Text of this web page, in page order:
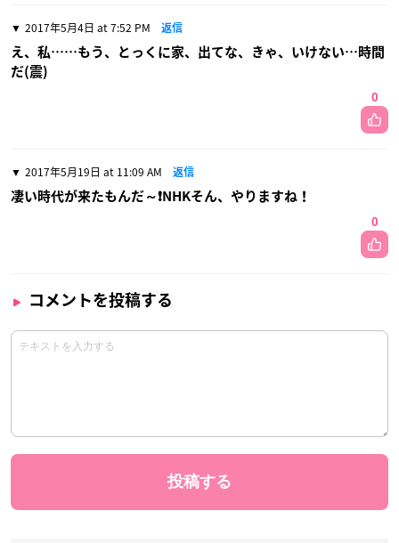
2017年5月4日 at 7:52 PM 返信
え、私……もう、とっくに家、出てな、きゃ、いけない…時間
だ(震)
0
2017年5月19日 at 11:09 AM 返信
凄い時代が来たもんだ～❗NHKそん、やりますね！
0
コメントを投稿する